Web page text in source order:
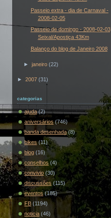
Passeio extra - dia de Carnaval -
2008-02-05
Passeio de domingo - 2008-02-03
Seixal/Apostiça 43Km
Balanço do blog de Janeiro 2008
►janeiro(22)
► 2007 (31)
categorias
ajuda (2)
aniversários (746)
banda desenhada (8)
bikes (11)
blog (16)
conselhos (4)
convivio (30)
discussões (115)
eventos (185)
FB (1194)
noticia (46)